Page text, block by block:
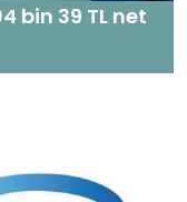
bin 39 TL net